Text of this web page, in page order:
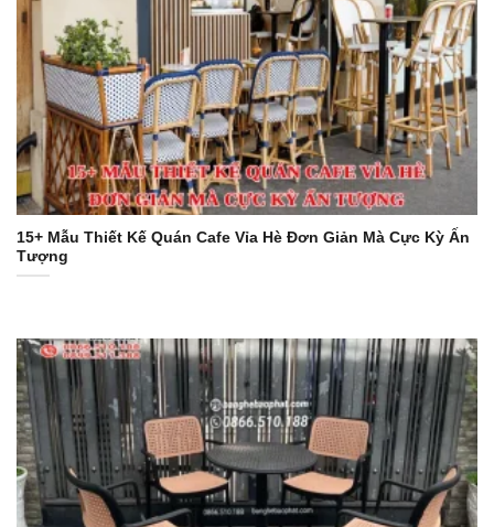
15+ Mẫu Thiết Kế Quán Cafe Vỉa Hè Đơn Giản Mà Cực Kỳ Ấn
Tượng